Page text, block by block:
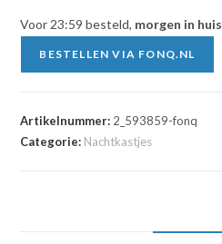
Voor 23:59 besteld, morgen in huis
BESTELLEN VIA FONQ.NL
Artikelnummer: 2_593859-fonq
Categorie: Nachtkastjes